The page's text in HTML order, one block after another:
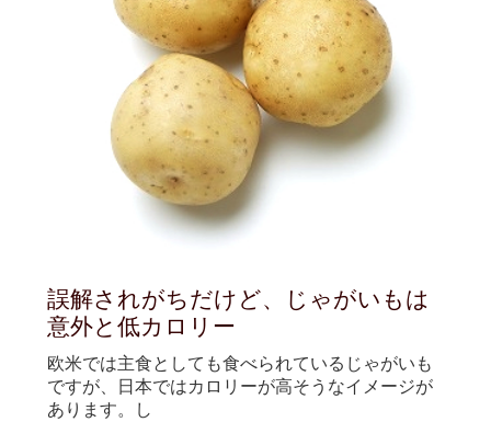
誤解されがちだけど、じゃがいもは
意外と低カロリー
欧米では主食としても食べられているじゃがいも
ですが、日本ではカロリーが高そうなイメージが
あります。し